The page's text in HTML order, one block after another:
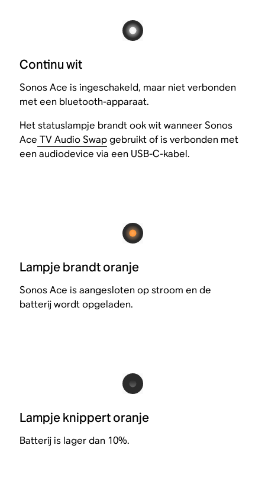
Continu wit
Sonos Ace is ingeschakeld, maar niet verbonden
met een bluetooth-apparaat.
Het statuslampje brandt ook wit wanneer Sonos
Ace TV Audio Swapgebruikt of is verbonden met
een audiodevice via een USB-C-kabel.
Lampje brandt oranje
Sonos Ace is aangesloten op stroom en de
batterij wordt opgeladen.
Lampje knippert oranje
Batterij is lager dan 10%.